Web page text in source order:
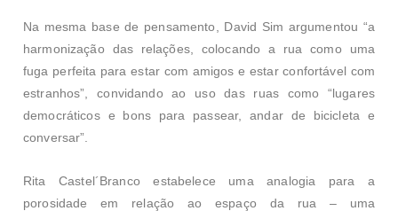
Na mesma base de pensamento, David Sim argumentou “a
harmonização das relações, colocando a rua como uma
fuga perfeita para estar com amigos e estar confortável com
estranhos”, convidando ao uso das ruas como “lugares
democráticos e bons para passear, andar de bicicleta e
conversar”.
Rita Castel´Branco estabelece uma analogia para a
porosidade em relação ao espaço da rua – uma